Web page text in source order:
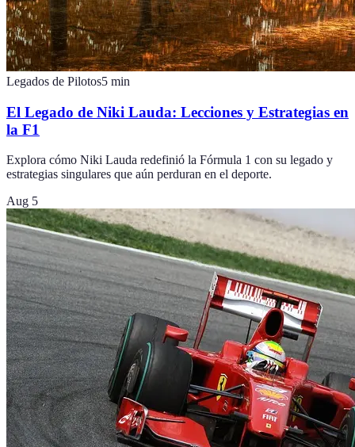
Legados de Pilotos5 min
El Legado de Niki Lauda: Lecciones y Estrategias en
la F1
Explora cómo Niki Lauda redefinió la Fórmula 1 con su legado y
estrategias singulares que aún perduran en el deporte.
Aug 5